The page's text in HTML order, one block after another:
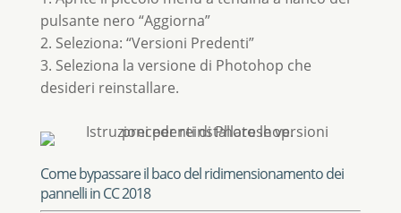
pulsante nero “Aggiorna”
2. Seleziona: “Versioni Predenti”
3. Seleziona la versione di Photohop che
desideri reinstallare.
Come bypassare il baco del ridimensionamento dei
pannelli in CC 2018